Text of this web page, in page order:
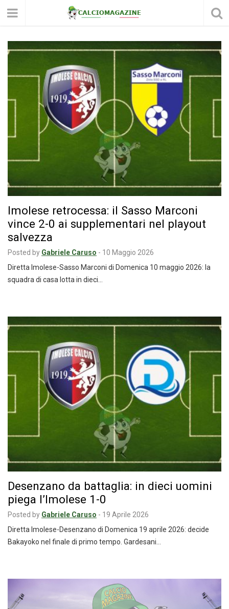
Imolese retrocessa: il Sasso Marconi
vince 2-0 ai supplementari nel playout
salvezza
Posted by Gabriele Caruso - 10 Maggio 2026
Diretta Imolese-Sasso Marconi di Domenica 10 maggio 2026: la
squadra di casa lotta in dieci…
Desenzano da battaglia: in dieci uomini
piega l’Imolese 1-0
Posted by Gabriele Caruso - 19 Aprile 2026
Diretta Imolese-Desenzano di Domenica 19 aprile 2026: decide
Bakayoko nel finale di primo tempo. Gardesani…